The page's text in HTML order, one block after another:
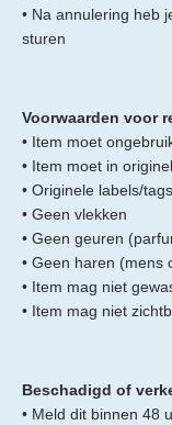
• Na annulering heb
sturen
Voorwaarden voor
• Item moet
• Item moet in
• Originele labels/
• Geen vlekken
• Geen geuren
• Geen haren (mens
• Item mag niet
• Item mag niet
Beschadigd of
• Meld dit binnen 48